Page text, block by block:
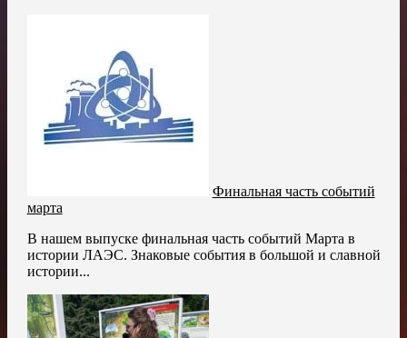
Финальная часть событий
марта
В нашем выпуске финальная часть событий Марта в
истории ЛАЭС. Знаковые события в большой и славной
истории...